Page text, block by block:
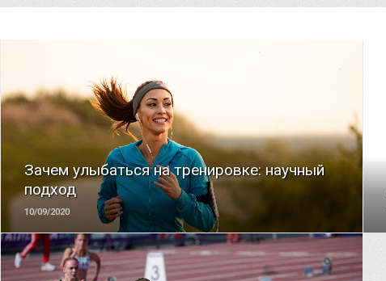
Зачем улыбаться на тренировке: научный
подход
10/09/2020
ЧИТАТЬ